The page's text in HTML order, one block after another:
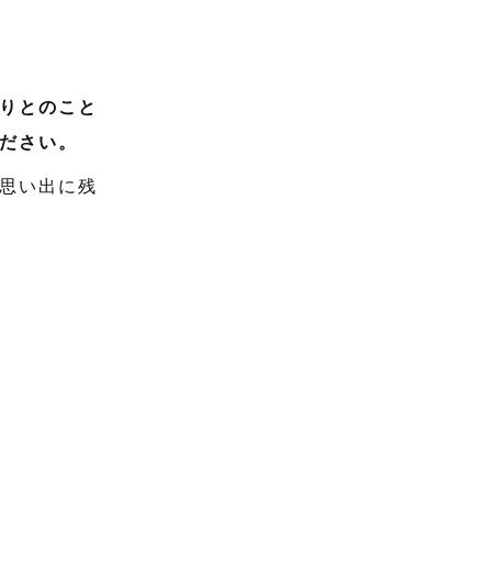
とのこと
さい。
い出に残